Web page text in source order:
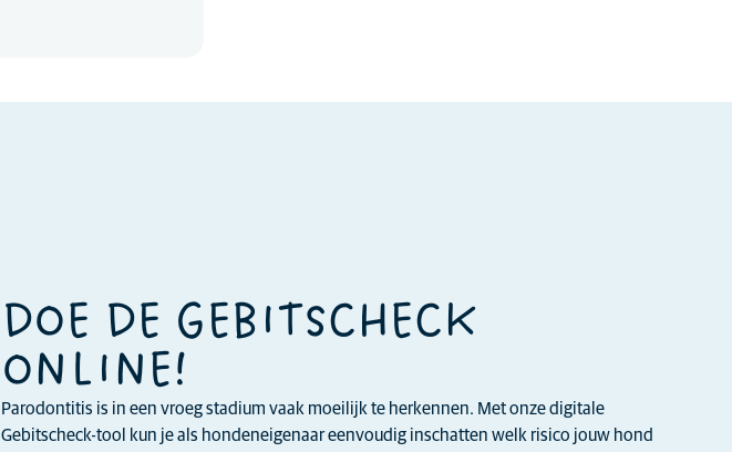
DOE DE GEBITSCHECK
ONLINE!
Parodontitis is in een vroeg stadium vaak moeilijk te herkennen. Met onze digitale
Gebitscheck-tool kun je als hondeneigenaar eenvoudig inschatten welk risico jouw hond